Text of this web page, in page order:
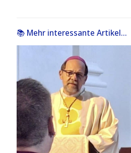
📚 Mehr interessante Artikel...